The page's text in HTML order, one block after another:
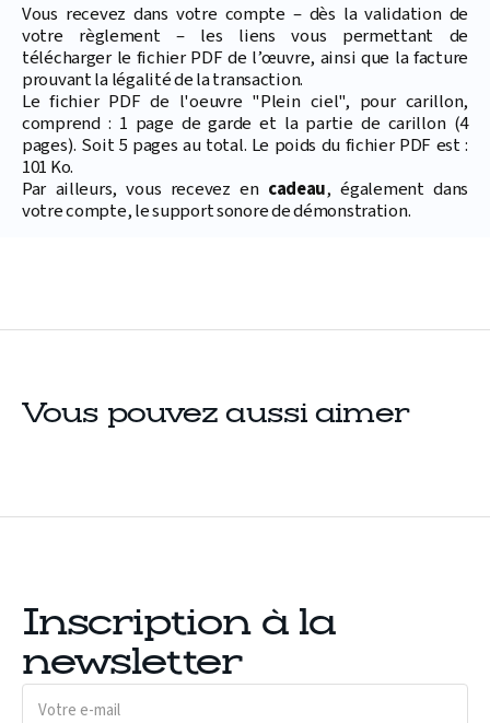
Vous recevez dans votre compte – dès la validation de
votre règlement – les liens vous permettant de
télécharger le fichier PDF de l’œuvre, ainsi que la facture
prouvant la légalité de la transaction.
Le fichier PDF de l'oeuvre "Plein ciel", pour carillon,
comprend : 1 page de garde et la partie de carillon (4
pages). Soit 5 pages au total. Le poids du fichier PDF est :
101 Ko.
Par ailleurs, vous recevez en cadeau, également dans
votre compte, le support sonore de démonstration.
Vous pouvez aussi aimer
Inscription à la
newsletter
Votre